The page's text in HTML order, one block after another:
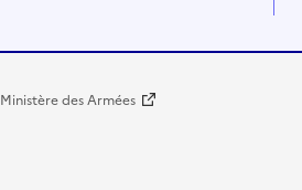
Ministère des Armées